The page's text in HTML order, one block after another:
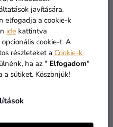
javítására.
elfogadja a cookie-k
ide kattintva
cookie-t. A
részleteket a Cookie-k
ha az " Elfogadom"
sütiket. Köszönjük!
cm
655 Ft
772 Ft
KOSÁRBA